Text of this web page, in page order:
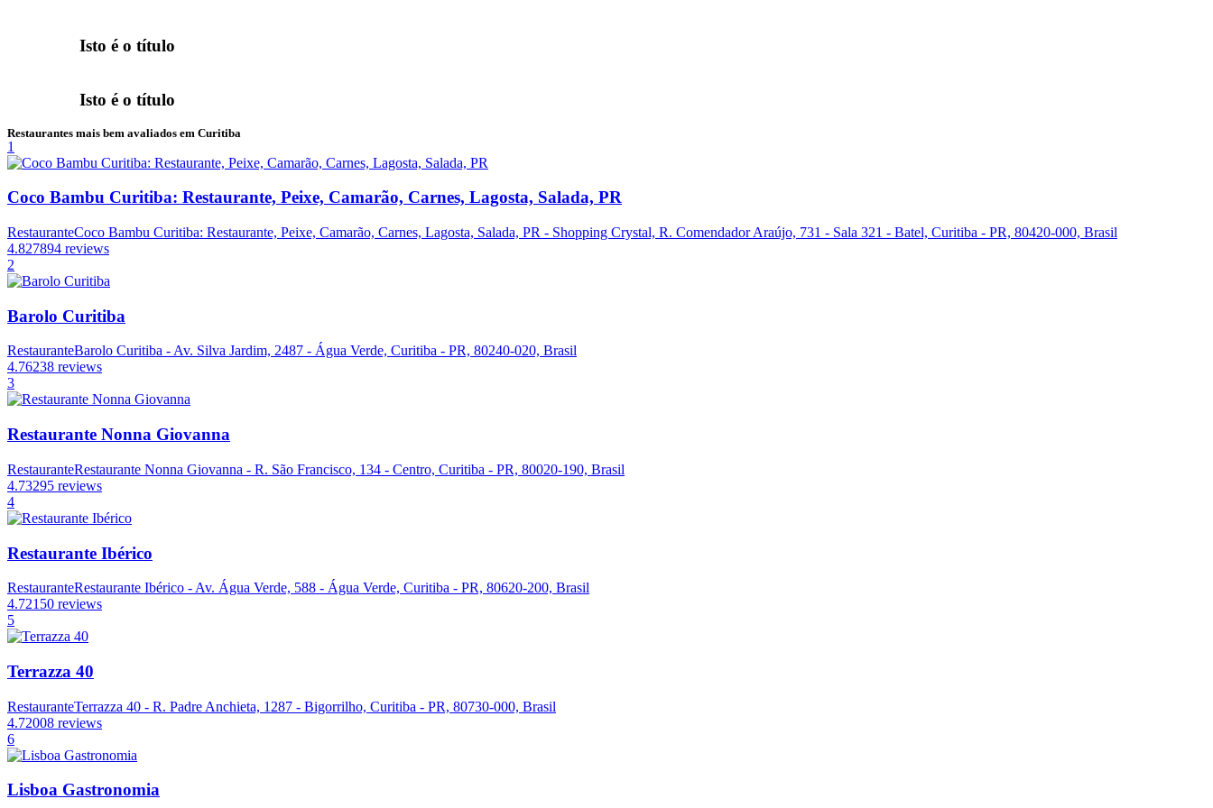
Isto é o título
Isto é o título
Restaurantes mais bem avaliados em Curitiba
1
Coco Bambu Curitiba: Restaurante, Peixe, Camarão, Carnes, Lagosta, Salada, PR
RestauranteCoco Bambu Curitiba: Restaurante, Peixe, Camarão, Carnes, Lagosta, Salada, PR - Shopping Crystal, R. Comendador Araújo, 731 - Sala 321 - Batel, Curitiba - PR, 80420-000, Brasil
4.827894 reviews
2
Barolo Curitiba
RestauranteBarolo Curitiba - Av. Silva Jardim, 2487 - Água Verde, Curitiba - PR, 80240-020, Brasil
4.76238 reviews
3
Restaurante Nonna Giovanna
RestauranteRestaurante Nonna Giovanna - R. São Francisco, 134 - Centro, Curitiba - PR, 80020-190, Brasil
4.73295 reviews
4
Restaurante Ibérico
RestauranteRestaurante Ibérico - Av. Água Verde, 588 - Água Verde, Curitiba - PR, 80620-200, Brasil
4.72150 reviews
5
Terrazza 40
RestauranteTerrazza 40 - R. Padre Anchieta, 1287 - Bigorrilho, Curitiba - PR, 80730-000, Brasil
4.72008 reviews
6
Lisboa Gastronomia